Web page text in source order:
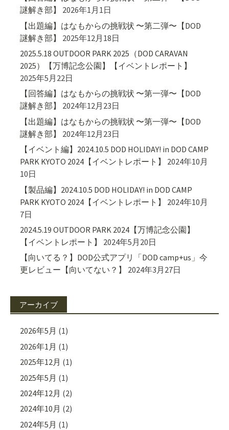
謎解き部】
2026年1月1日
【出題編】はなもからの挑戦状 〜第二弾〜【DOD
謎解き部】
2025年12月18日
2025.5.18 OUTDOOR PARK 2025（DOD CARAVAN
2025）【万博記念公園】【イベントレポート】
2025年5月22日
【回答編】はなもからの挑戦状 〜第一弾〜【DOD
謎解き部】
2024年12月23日
【出題編】はなもからの挑戦状 〜第一弾〜【DOD
謎解き部】
2024年12月23日
【イベント編】2024.10.5 DOD HOLIDAY! in DOD CAMP
PARK KYOTO 2024【イベントレポート】
2024年10月
10日
【製品編】2024.10.5 DOD HOLIDAY! in DOD CAMP
PARK KYOTO 2024【イベントレポート】
2024年10月
7日
2024.5.19 OUTDOOR PARK 2024【万博記念公園】
【イベントレポート】
2024年5月20日
【向いてる？】DOD公式アプリ「DOD camp+us」今
更レビュー【向いてない？】
2024年3月27日
アーカイブ
2026年5月 (1)
2026年1月 (1)
2025年12月 (1)
2025年5月 (1)
2024年12月 (2)
2024年10月 (2)
2024年5月 (1)